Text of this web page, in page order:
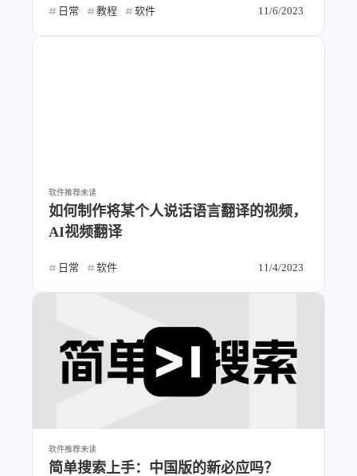
日常 教程 软件 11/6/2023
软件推荐未读
如何制作将某个人说话语言翻译的视频，
AI视频翻译
日常 软件 11/4/2023
软件推荐未读
简单搜索上手：中国版的新必应吗？